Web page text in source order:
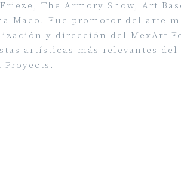
The Armory Show, Art
Maco. Fue promotor del arte
y dirección del MexArt
artísticas más relevantes